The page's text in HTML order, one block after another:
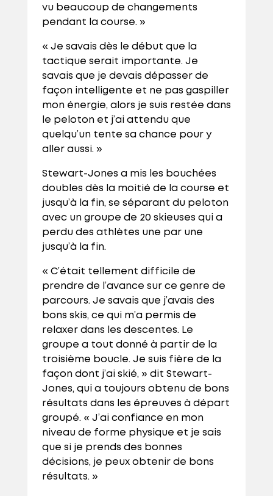
vu beaucoup de changements
pendant la course. »
« Je savais dès le début que la
tactique serait importante. Je
savais que je devais dépasser de
façon intelligente et ne pas gaspiller
mon énergie, alors je suis restée dans
le peloton et j’ai attendu que
quelqu’un tente sa chance pour y
aller aussi. »
Stewart-Jones a mis les bouchées
doubles dès la moitié de la course et
jusqu’à la fin, se séparant du peloton
avec un groupe de 20 skieuses qui a
perdu des athlètes une par une
jusqu’à la fin.
« C’était tellement difficile de
prendre de l’avance sur ce genre de
parcours. Je savais que j’avais des
bons skis, ce qui m’a permis de
relaxer dans les descentes. Le
groupe a tout donné à partir de la
troisième boucle. Je suis fière de la
façon dont j’ai skié, » dit Stewart-
Jones, qui a toujours obtenu de bons
résultats dans les épreuves à départ
groupé. « J’ai confiance en mon
niveau de forme physique et je sais
que si je prends des bonnes
décisions, je peux obtenir de bons
résultats. »